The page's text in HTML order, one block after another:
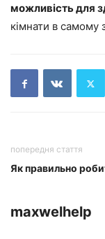
можливість для
кімнати в самому
попередня стаття
Як правильно
maxwelhelp